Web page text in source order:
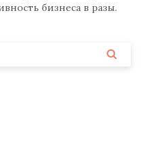
бизнеса в разы.